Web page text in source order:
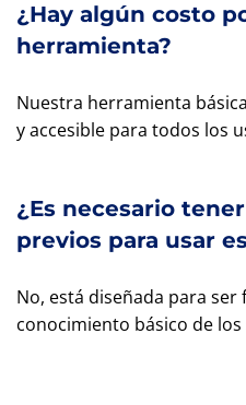
¿Hay algún costo
herramienta?
Nuestra herramienta
y accesible para todos los
¿Es necesario
previos para usar
No, está diseñada para
conocimiento básico de